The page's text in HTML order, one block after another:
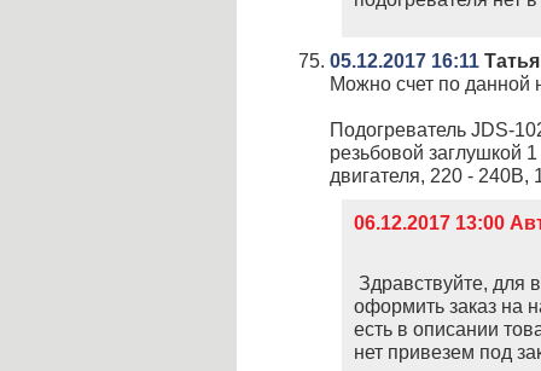
05.12.2017 16:11
Можно счет по данной
Подогреватель JDS-
резьбовой заглушкой
двигателя, 220 - 240В,
06.12.2017 13:00
Здравствуйте, для
оформить заказ на
есть в описании
нет привезем под